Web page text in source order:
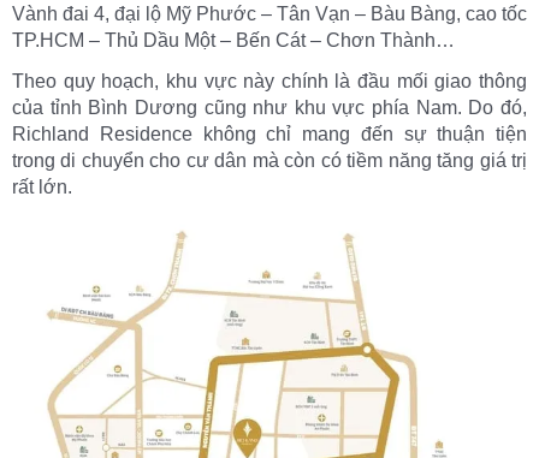
Vành đai 4, đại lộ Mỹ Phước – Tân Vạn – Bàu Bàng, cao tốc
TP.HCM – Thủ Dầu Một – Bến Cát – Chơn Thành…
Theo quy hoạch, khu vực này chính là đầu mối giao thông
của tỉnh Bình Dương cũng như khu vực phía Nam. Do đó,
Richland Residence không chỉ mang đến sự thuận tiện
trong di chuyển cho cư dân mà còn có tiềm năng tăng giá trị
rất lớn.